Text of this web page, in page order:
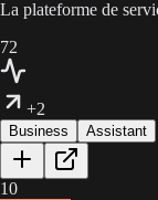
La plateforme de
72
+2
Business Assistant
10